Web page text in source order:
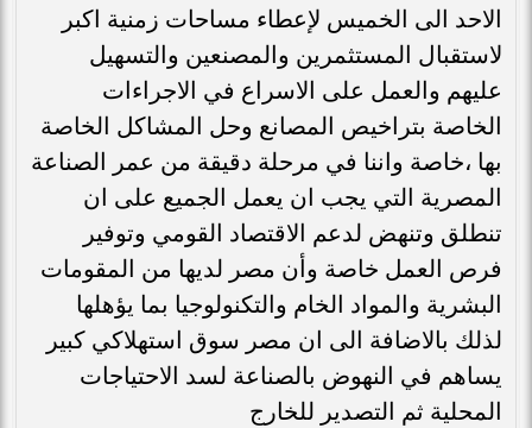
الاحد الى الخميس لإعطاء مساحات زمنية اكبر
لاستقبال المستثمرين والمصنعين والتسهيل
عليهم والعمل على الاسراع في الاجراءات
الخاصة بتراخيص المصانع وحل المشاكل الخاصة
بها ،خاصة واننا في مرحلة دقيقة من عمر الصناعة
المصرية التي يجب ان يعمل الجميع على ان
تنطلق وتنهض لدعم الاقتصاد القومي وتوفير
فرص العمل خاصة وأن مصر لديها من المقومات
البشرية والمواد الخام والتكنولوجيا بما يؤهلها
لذلك بالاضافة الى ان مصر سوق استهلاكي كبير
يساهم في النهوض بالصناعة لسد الاحتياجات
المحلية ثم التصدير للخارج